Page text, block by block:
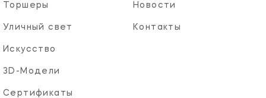
Торшеры
Уличный свет
Искусство
3D-Модели
Сертификаты
Новости
Контакты